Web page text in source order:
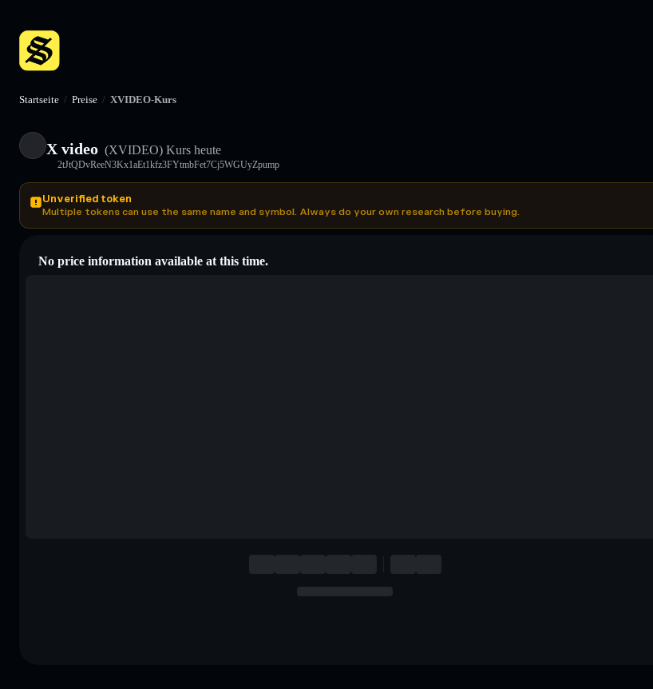
Startseite / Preise / XVIDEO-Kurs
X video (XVIDEO) Kurs heute
2tJtQDvReeN3Kx1aEt1kfz3FYtmbFet7Cj5WGUyZpump
Unverified token
Multiple tokens can use the same name and symbol. Always do your own research before buying.
No price information available at this time.